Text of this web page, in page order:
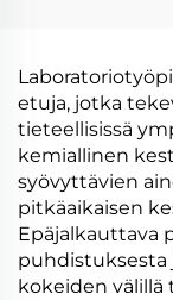
etuja, jotka
tieteellisissä
kemiallinen
syövyttävien
pitkäaikaisen
Epäjalkauttava
puhdistuksesta
kokeiden välillä